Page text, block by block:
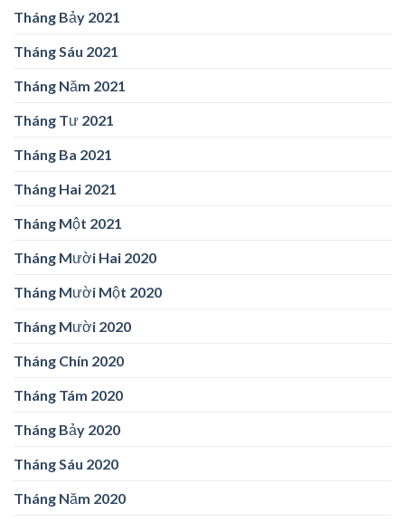
Tháng Bảy 2021
Tháng Sáu 2021
Tháng Năm 2021
Tháng Tư 2021
Tháng Ba 2021
Tháng Hai 2021
Tháng Một 2021
Tháng Mười Hai 2020
Tháng Mười Một 2020
Tháng Mười 2020
Tháng Chín 2020
Tháng Tám 2020
Tháng Bảy 2020
Tháng Sáu 2020
Tháng Năm 2020